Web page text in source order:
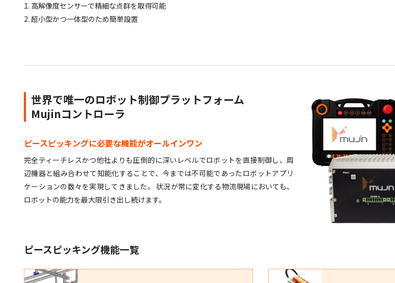
1. 高解像度センサーで精細な点群を取得可能
2. 超小型かつ一体型のため簡単設置
世界で唯一のロボット制御プラットフォーム
Mujinコントローラ
ピースピッキングに必要な機能がオールインワン
完全ティーチレスかつ他社よりも圧倒的に深いレベルでロボットを直接制御し、周
辺機器と組み合わせて知能化することで、今までは不可能であったロボットアプリ
ケーションの数々を実現してきました。 状況が常に変化する物流現場においても、
ロボットの能力を最大限引き出し続けます。
ピースピッキング機能一覧